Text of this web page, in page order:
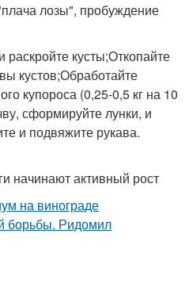
лозы", пробуждение
кусты;Откопайте
кустов;Обработайте
купороса (0,25-0,5 кг на 10
сформируйте лунки, и
и подвяжите рукава.
начинают активный рост